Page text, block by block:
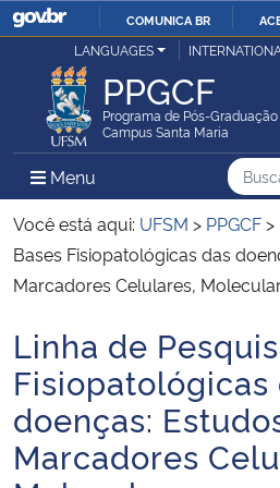
IR
O
COMUNICA BR
Ministério da Justiça e Segurança Pública
Ministério da Defesa
Ministério das Relações Exteriores
Ministério da Economia
Ministério da Infraestrutura
Ministério da Agricultura, Pecuária e
Ministério da Educação
LANGUAGES
PPGCF
Programa de Pós-
Campus Santa Maria
Menu Menu Principal doBusca:
Você está aqui: UFSM > PPGCF >
Bases Fisiopatológicas das
Marcadores Celulares,
Início do conteúdo
Linha de
Fisiopatológicas
doenças:
Marcadores